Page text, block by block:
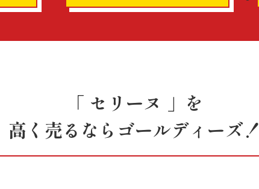
「 セリーヌ 」を
高く売るならゴールディーズ！